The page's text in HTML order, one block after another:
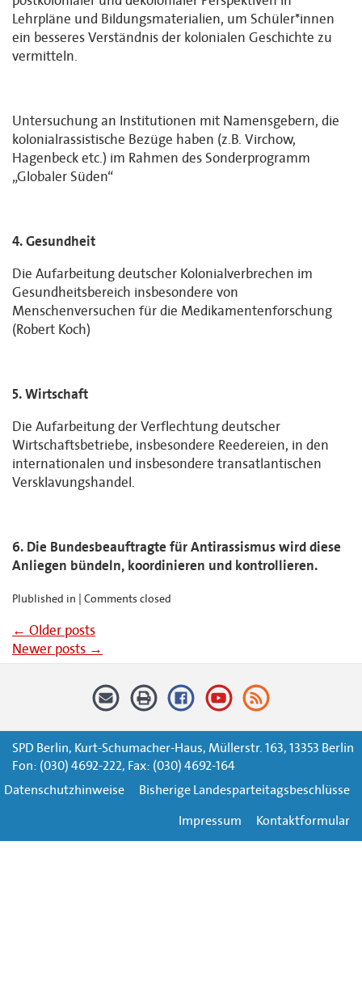
Lehrpläne und Bildungsmaterialien, um Schüler*innen
ein besseres Verständnis der kolonialen Geschichte zu
vermitteln.
Untersuchung an Institutionen mit Namensgebern, die
kolonialrassistische Bezüge haben (z.B. Virchow,
Hagenbeck etc.) im Rahmen des Sonderprogramm
„Globaler Süden“
4. Gesundheit
Die Aufarbeitung deutscher Kolonialverbrechen im
Gesundheitsbereich insbesondere von
Menschenversuchen für die Medikamentenforschung
(Robert Koch)
5. Wirtschaft
Die Aufarbeitung der Verflechtung deutscher
Wirtschaftsbetriebe, insbesondere Reedereien, in den
internationalen und insbesondere transatlantischen
Versklavungshandel.
6. Die Bundesbeauftragte für Antirassismus wird diese
Anliegen bündeln, koordinieren und kontrollieren.
Plublished in | Comments closed
← Older posts
Newer posts →
SPD Berlin, Kurt-Schumacher-Haus, Müllerstr. 163, 13353 Berlin
Fon: (030) 4692-222, Fax: (030) 4692-164
Datenschutzhinweise
Bisherige Landesparteitagsbeschlüsse
Impressum
Kontaktformular